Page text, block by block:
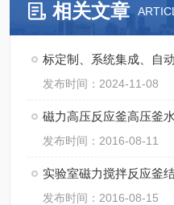
相关文章
标定制、系统集成、自
发布时间：2024-11-08
发布时间：2016-08-11
实验室磁力搅拌反应釜
发布时间：2016-08-15